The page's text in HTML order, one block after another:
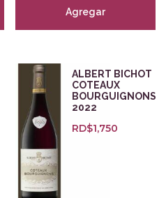
Agregar
ALBERT BICHOT
COTEAUX
BOURGUIGNONS
2022
RD$1,750